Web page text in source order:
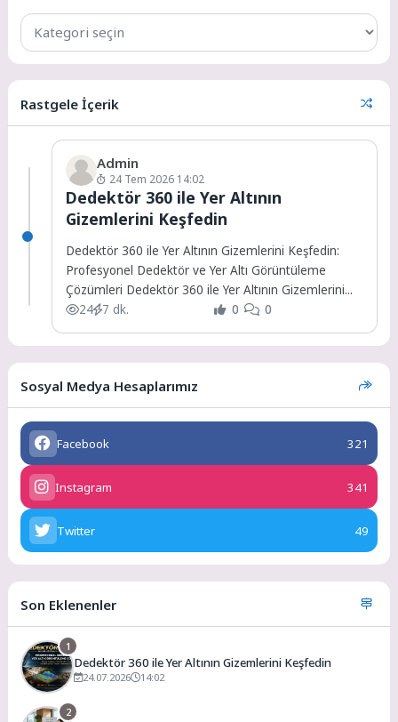
Rastgele İçerik
Admin
24 Tem 2026 14:02
Dedektör 360 ile Yer Altının
Gizemlerini Keşfedin
Dedektör 360 ile Yer Altının Gizemlerini Keşfedin:
Profesyonel Dedektör ve Yer Altı Görüntüleme
Çözümleri Dedektör 360 ile Yer Altının Gizemlerini...
24 7 dk. 0 0
Sosyal Medya Hesaplarımız
Facebook 321
Instagram 341
Twitter 49
Son Eklenenler
1
Dedektör 360 ile Yer Altının Gizemlerini Keşfedin
24.07.2026 14:02
2